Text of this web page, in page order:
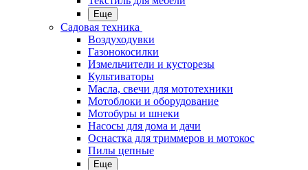
Еще
Садовая техника
Воздуходувки
Газонокосилки
Измельчители и кусторезы
Культиваторы
Масла, свечи для мототехники
Мотоблоки и оборудование
Мотобуры и шнеки
Насосы для дома и дачи
Оснастка для триммеров и мотокос
Пилы цепные
Еще